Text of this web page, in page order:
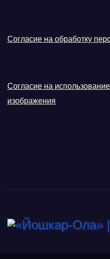
Согласие на обработку
Согласие на
изображения